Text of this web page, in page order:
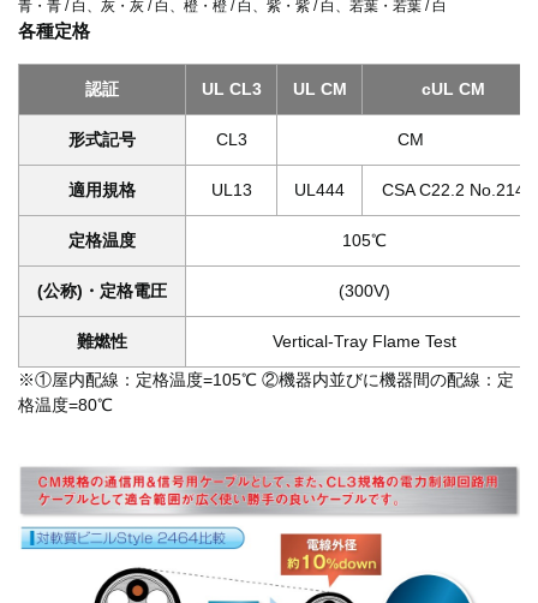
青・青 / 白、灰・灰 / 白、橙・橙 / 白、紫・紫 / 白、若葉・若葉 / 白
各種定格
認証 UL CL3 UL CM cUL CM
形式記号 CL3 CM
適用規格 UL13 UL444 CSA C22.2 No.214
定格温度 105℃
(公称)・定格電圧 (300V)
難燃性
Vertical-Tray Flame Test
※①屋内配線：定格温度=105℃ ②機器内並びに機器間の配線：定
格温度=80℃